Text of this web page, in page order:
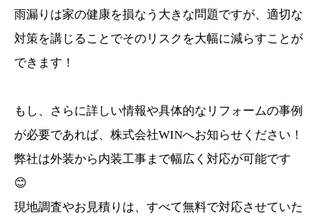
雨漏りは家の健康を損なう大きな問題ですが、適切な
対策を講じることでそのリスクを大幅に減らすことが
できます！
もし、さらに詳しい情報や具体的なリフォームの事例
が必要であれば、株式会社WINへお知らせください！
弊社は外装から内装工事まで幅広く対応が可能です
😊
現地調査やお見積りは、すべて無料で対応させていた